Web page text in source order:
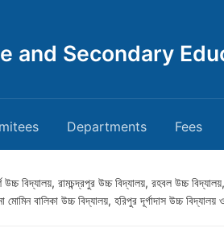
and Secondary
Departments Fees
বিদ্যালয়, রামচন্দ্রপুর উচ্চ বিদ্যালয়, রহবল উচ্চ
মোমিন বালিকা উচ্চ বিদ্যালয়, হরিপুর দূর্গাদাস উচ্চ